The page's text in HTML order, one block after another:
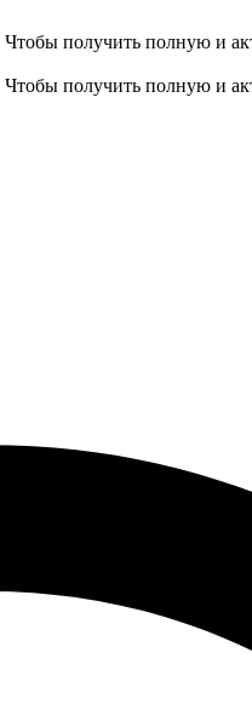
Чтобы получить полную и
Чтобы получить полную и